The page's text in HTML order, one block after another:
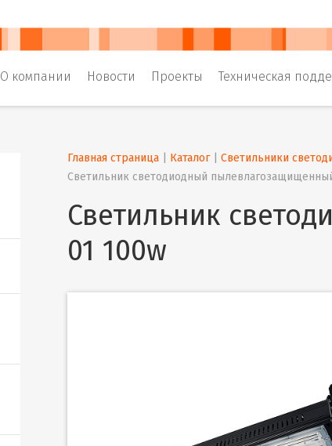
О компании Новости Проекты Техническая
Главная страница Каталог | Светильники
Светильник светодиодный
Светильник
01 100w